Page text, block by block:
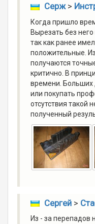
Серж>
Когда пришло
Вырезать без
так как ранее
положительные.
получаются
критично. В
времени. Больших
или покупать
отсутствия такой
полученный
Сергей>
Из - за